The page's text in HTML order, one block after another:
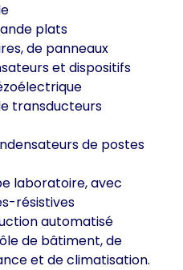
plats
de panneaux
et dispositifs
transducteurs
de postes
laboratoire, avec
résistives
automatisé
de bâtiment, de
et de climatisation.